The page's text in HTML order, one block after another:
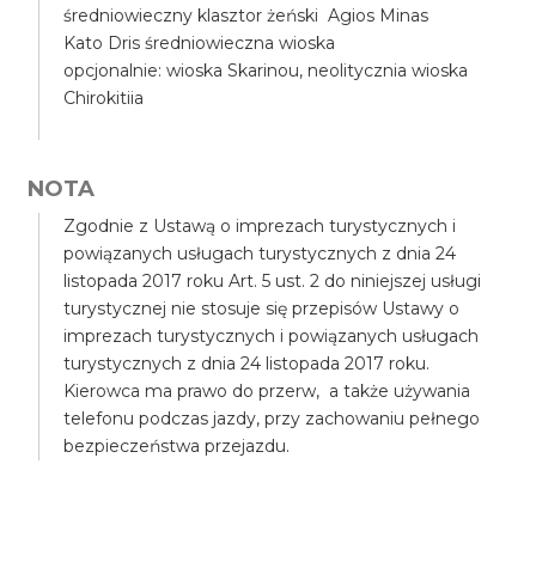
średniowieczny klasztor żeński Agios Minas
Kato Dris średniowieczna wioska
opcjonalnie: wioska Skarinou, neolitycznia wioska
Chirokitiia
NOTA
Zgodnie z Ustawą o imprezach turystycznych i
powiązanych usługach turystycznych z dnia 24
listopada 2017 roku Art. 5 ust. 2 do niniejszej usługi
turystycznej nie stosuje się przepisów Ustawy o
imprezach turystycznych i powiązanych usługach
turystycznych z dnia 24 listopada 2017 roku.
Kierowca ma prawo do przerw, a także używania
telefonu podczas jazdy, przy zachowaniu pełnego
bezpieczeństwa przejazdu.